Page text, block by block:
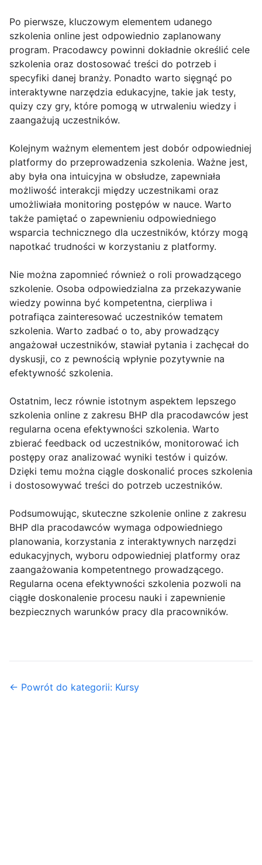
Po pierwsze, kluczowym elementem udanego
szkolenia online jest odpowiednio zaplanowany
program. Pracodawcy powinni dokładnie określić cele
szkolenia oraz dostosować treści do potrzeb i
specyfiki danej branży. Ponadto warto sięgnąć po
interaktywne narzędzia edukacyjne, takie jak testy,
quizy czy gry, które pomogą w utrwaleniu wiedzy i
zaangażują uczestników.
Kolejnym ważnym elementem jest dobór odpowiedniej
platformy do przeprowadzenia szkolenia. Ważne jest,
aby była ona intuicyjna w obsłudze, zapewniała
możliwość interakcji między uczestnikami oraz
umożliwiała monitoring postępów w nauce. Warto
także pamiętać o zapewnieniu odpowiedniego
wsparcia technicznego dla uczestników, którzy mogą
napotkać trudności w korzystaniu z platformy.
Nie można zapomnieć również o roli prowadzącego
szkolenie. Osoba odpowiedzialna za przekazywanie
wiedzy powinna być kompetentna, cierpliwa i
potrafiąca zainteresować uczestników tematem
szkolenia. Warto zadbać o to, aby prowadzący
angażował uczestników, stawiał pytania i zachęcał do
dyskusji, co z pewnością wpłynie pozytywnie na
efektywność szkolenia.
Ostatnim, lecz równie istotnym aspektem lepszego
szkolenia online z zakresu BHP dla pracodawców jest
regularna ocena efektywności szkolenia. Warto
zbierać feedback od uczestników, monitorować ich
postępy oraz analizować wyniki testów i quizów.
Dzięki temu można ciągle doskonalić proces szkolenia
i dostosowywać treści do potrzeb uczestników.
Podsumowując, skuteczne szkolenie online z zakresu
BHP dla pracodawców wymaga odpowiedniego
planowania, korzystania z interaktywnych narzędzi
edukacyjnych, wyboru odpowiedniej platformy oraz
zaangażowania kompetentnego prowadzącego.
Regularna ocena efektywności szkolenia pozwoli na
ciągłe doskonalenie procesu nauki i zapewnienie
bezpiecznych warunków pracy dla pracowników.
← Powrót do kategorii: Kursy